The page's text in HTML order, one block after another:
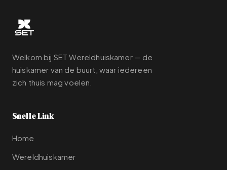
Welkom bij SET Wereldhuiskamer — de
huiskamer van de buurt, waar iedereen
zich thuis mag voelen.
Snelle Link
Home
Wereldhuiskamer